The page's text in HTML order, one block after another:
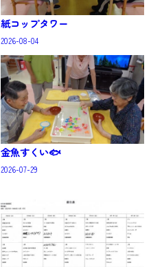
紙コップタワー
2026-08-04
金魚すくい🐟
2026-07-29